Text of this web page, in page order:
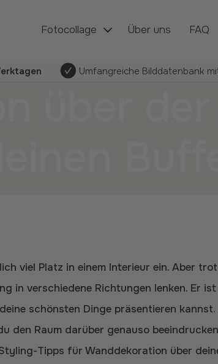
Fotocollage Über uns FAQ
Umfangreiche Bilddatenbank
in verschiedene Richtungen lenken. Er
schönsten Dinge präsentieren
den Raum darüber genauso
Tipps für Wanddekoration über